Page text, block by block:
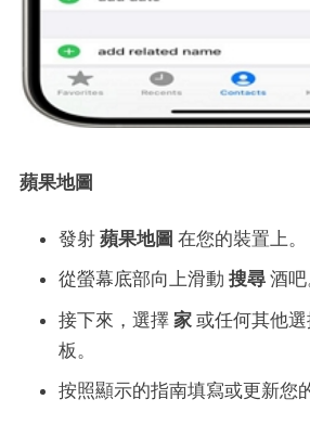
蘋果地圖
發射 蘋果地圖 在您的裝置上。
從螢幕底部向上滑動 搜尋 酒吧
接下來，選擇 家 或任何其他
板。
按照顯示的指南填寫或更新您